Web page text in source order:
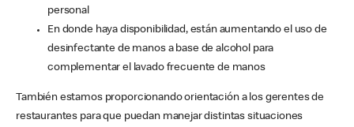
personal
En donde haya disponibilidad, están aumentando el uso de
desinfectante de manos a base de alcohol para
complementar el lavado frecuente de manos
También estamos proporcionando orientación a los gerentes de
restaurantes para que puedan manejar distintas situaciones